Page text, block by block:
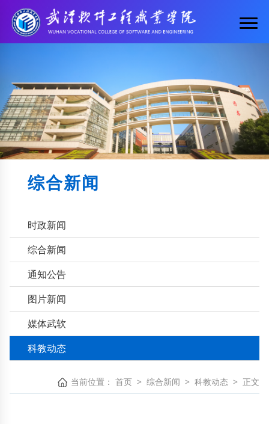
综合新闻
时政新闻
综合新闻
通知公告
图片新闻
媒体武软
科教动态
当前位置： 首页 > 综合新闻 > 科教动态 > 正文